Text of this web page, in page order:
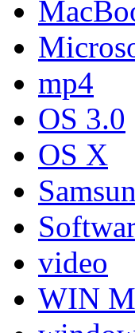
mp4
OS 3.0
OS X
video
WIN